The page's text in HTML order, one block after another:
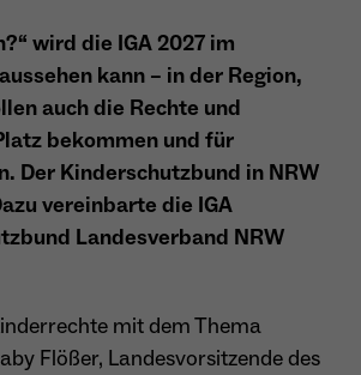
Ende der Sitzung
Cookie teilt der Webseite mit, ob ein Besucher
Typo3-Backend angemeldet ist und die Rechte
diese zu verwalten.
Sitzung.
_pk_ref.*
Matomo
6 Monate
wird die IGA 2027 im
kann – in der Region,
auch die Rechte und
bekommen und für
Der Kinderschutzbund in NRW
vereinbarte die IGA
Landesverband NRW
mit dem Thema
Flößer, Landesvorsitzende des